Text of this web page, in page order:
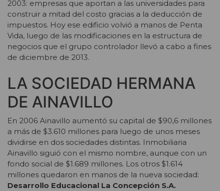
2003: empresas que aportan a las universidades para
construir a mitad del costo gracias a la deducción de
impuestos. Hoy ese edificio volvió a manos de Penta
Vida, luego de las modificaciones en la estructura de
negocios que el grupo controlador llevó a cabo a fines
de diciembre de 2013.
LA SOCIEDAD HERMANA
DE AINAVILLO
En 2006 Ainavillo aumentó su capital de $90,6 millones
a más de $3.610 millones para luego de unos meses
dividirse en dos sociedades distintas. Inmobiliaria
Ainavillo siguió con el mismo nombre, aunque con un
fondo social de $1.689 millones. Los otros $1.614
millones quedaron en manos de la nueva sociedad:
Desarrollo Educacional La Concepción S.A.